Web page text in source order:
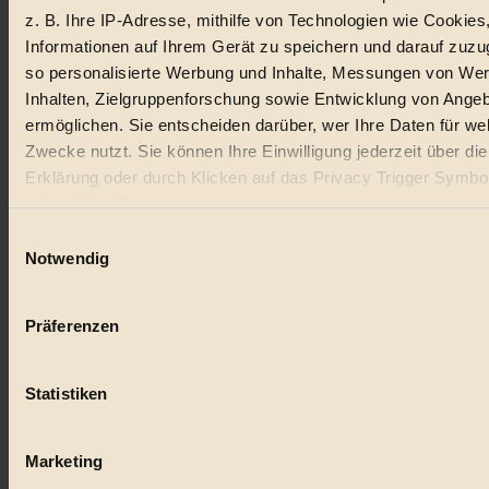
z. B. Ihre IP-Adresse, mithilfe von Technologien wie
Informationen auf Ihrem Gerät zu speichern und darauf
so personalisierte Werbung und Inhalte, Messungen von
Inhalten, Zielgruppenforschung sowie Entwicklung von
ermöglichen. Sie entscheiden darüber, wer Ihre Daten für
Zwecke nutzt. Sie können Ihre Einwilligung jederzeit über
Erklärung oder durch Klicken auf das Privacy Trigger
oder widerrufen
Wenn Sie es erlauben, würden wir auch gerne:
Ihr Gerät durch aktives Scannen nach bestimmten
Erfahren Sie mehr darüber, wie Ihre persönlichen Daten
Notwendig
Präferenzen
Statistiken
Marketing
Natur
kinderbuch
nachhaltig